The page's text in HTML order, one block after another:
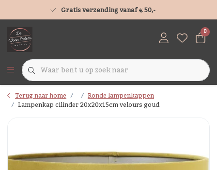
Gratis verzending vanaf € 50,-
0
Terug naar home Ronde lampenkappen
Lampenkap cilinder 20x20x15cm velours goud